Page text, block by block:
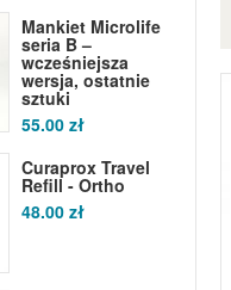
Mankiet Microlife
seria B –
wcześniejsza
wersja, ostatnie
sztuki
55.00 zł
Curaprox Travel
Refill - Ortho
48.00 zł